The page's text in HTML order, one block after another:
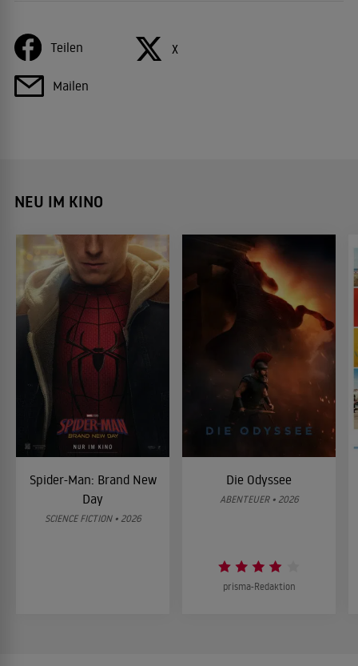
Teilen X
Mailen
NEU IM KINO
Spider-Man: Brand New
Day
SCIENCE FICTION • 2026
Die Odyssee
ABENTEUER • 2026
prisma-Redaktion